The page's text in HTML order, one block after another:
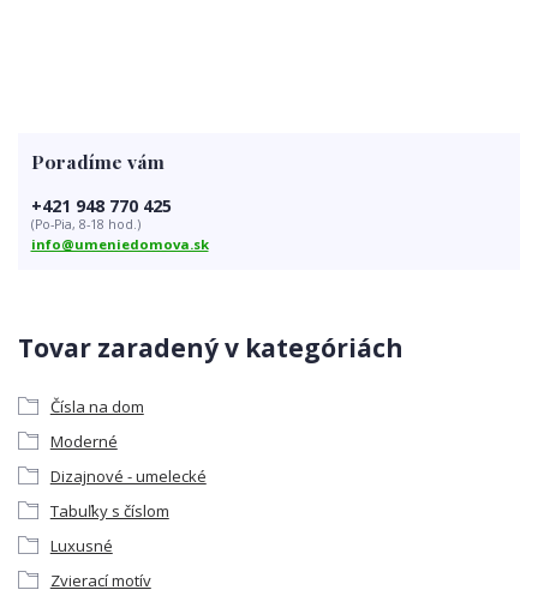
Tovar zaradený v kategóriách
Čísla na dom
Moderné
Dizajnové - umelecké
Tabuľky s číslom
Luxusné
Zvierací motív
Poradíme vám
+421 948 770 425
(Po-Pia, 8-18 hod.)
info@umeniedomova.sk